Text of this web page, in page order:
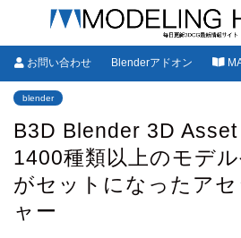
お問い合わせ Blenderアドオン
blender
B3D Blender 3D
1400種類以上のモデ
がセットになったア
ャー